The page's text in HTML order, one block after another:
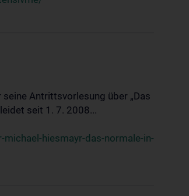
Antrittsvorlesung über „Das
seit 1. 7. 2008...
hiesmayr-das-normale-in-